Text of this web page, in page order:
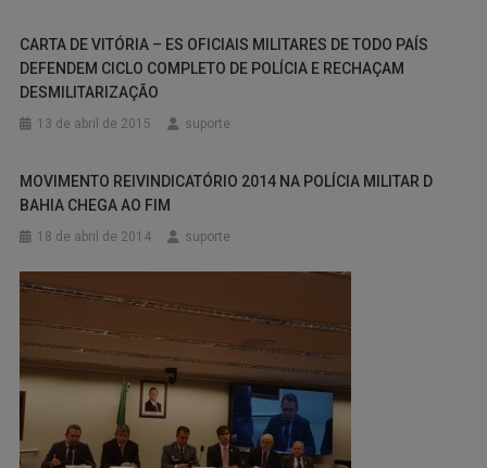
CARTA DE VITÓRIA – ES OFICIAIS MILITARES DE TODO PAÍS
DEFENDEM CICLO COMPLETO DE POLÍCIA E RECHAÇAM
DESMILITARIZAÇÃO
13 de abril de 2015 suporte
MOVIMENTO REIVINDICATÓRIO 2014 NA POLÍCIA MILITAR D
BAHIA CHEGA AO FIM
18 de abril de 2014 suporte